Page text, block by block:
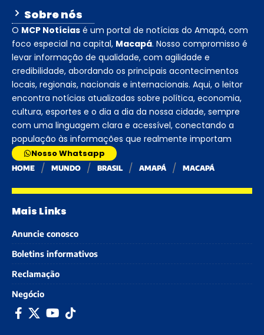
Sobre nós
O MCP Notícias é um portal de notícias do Amapá, com
foco especial na capital, Macapá. Nosso compromisso é
levar informação de qualidade, com agilidade e
credibilidade, abordando os principais acontecimentos
locais, regionais, nacionais e internacionais. Aqui, o leitor
encontra notícias atualizadas sobre política, economia,
cultura, esportes e o dia a dia da nossa cidade, sempre
com uma linguagem clara e acessível, conectando a
população às informações que realmente importam
Nosso Whatsapp
HOME MUNDO BRASIL AMAPÁ MACAPÁ
Mais Links
Anuncie conosco
Boletins informativos
Reclamação
Negócio